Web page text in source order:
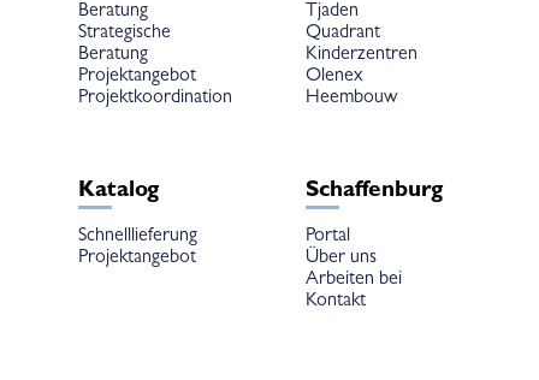
Beratung
Strategische
Beratung
Projektangebot
Projektkoordination
Tjaden
Quadrant
Kinderzentren
Olenex
Heembouw
Katalog
Schnelllieferung
Projektangebot
Schaffenburg
Portal
Über uns
Arbeiten bei
Kontakt